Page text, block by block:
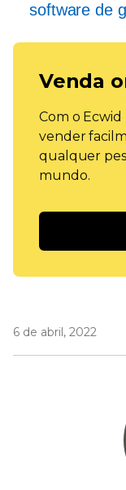
software de
Venda
Com o
vender
qualquer
mundo.
6 de abril, 2022